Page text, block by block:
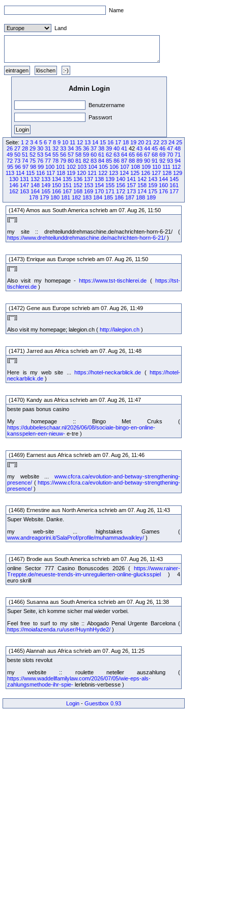
Name
Land
Admin Login
Benutzername
Passwort
Seite: 1 2 3 4 5 6 7 8 9 10 11 12 13 14 15 16 17 18 19 20 21 22 23 24 25
26 27 28 29 30 31 32 33 34 35 36 37 38 39 40 41 42 43 44 45 46 47 48
49 50 51 52 53 54 55 56 57 58 59 60 61 62 63 64 65 66 67 68 69 70 71
72 73 74 75 76 77 78 79 80 81 82 83 84 85 86 87 88 89 90 91 92 93 94
95 96 97 98 99 100 101 102 103 104 105 106 107 108 109 110 111 112
113 114 115 116 117 118 119 120 121 122 123 124 125 126 127 128 129
130 131 132 133 134 135 136 137 138 139 140 141 142 143 144 145
146 147 148 149 150 151 152 153 154 155 156 157 158 159 160 161
162 163 164 165 166 167 168 169 170 171 172 173 174 175 176 177
178 179 180 181 182 183 184 185 186 187 188 189
(1474) Amos aus South America schrieb am 07. Aug 26, 11:50
[[""]]
my site :: drehteilunddrehmaschine.de/nachrichten-horn-6-21/ (
https://www.drehteilunddrehmaschine.de/nachrichten-horn-6-21/ )
(1473) Enrique aus Europe schrieb am 07. Aug 26, 11:50
[[""]]
Also visit my homepage -https://www.tst-tischlerei.de (https://tst-
tischlerei.de )
(1472) Gene aus Europe schrieb am 07. Aug 26, 11:49
[[""]]
Also visit my homepage; lalegion.ch ( http://lalegion.ch )
(1471) Jarred aus Africa schrieb am 07. Aug 26, 11:48
[[""]]
Here is my web site ... https://hotel-neckarblick.de ( https://hotel-
neckarblick.de )
(1470) Kandy aus Africa schrieb am 07. Aug 26, 11:47
beste paas bonus casino
My homepage :: Bingo Met Cruks (
https://dubbeleschaar.nl/2026/06/08/sociale-bingo-en-online-
kansspelen-een-nieuw- e-tre )
(1469) Earnest aus Africa schrieb am 07. Aug 26, 11:46
[[""]]
my website ... www.cfcra.ca/evolution-and-betway-strengthening-
presence/ ( https://www.cfcra.ca/evolution-and-betway-strengthening-
presence/ )
(1468) Ernestine aus North America schrieb am 07. Aug 26, 11:43
Super Website. Danke.
my web-site ... highstakes Games (
www.andreagorini.it/SalaProf/profile/muhammadwalkley/ )
(1467) Brodie aus South America schrieb am 07. Aug 26, 11:43
online Sector 777 Casino Bonuscodes 2026 ( https://www.rainer-
Treppte.de/neueste-trends-im-unregulierten-online-glucksspiel ) 4
euro skrill
(1466) Susanna aus South America schrieb am 07. Aug 26, 11:38
Super Seite, ich komme sicher mal wieder vorbei.
Feel free to surf to my site :: Abogado Penal Urgente Barcelona (
https://moiafazenda.ru/user/HuynhHyde2/ )
(1465) Alannah aus Africa schrieb am 07. Aug 26, 11:25
beste slots revolut
my website :: roulette neteller auszahlung (
https://www.waddellfamilylaw.com/2026/07/05/wie-eps-als-
zahlungsmethode-ihr-spie- lerlebnis-verbesse )
Login - Guestbox 0.93